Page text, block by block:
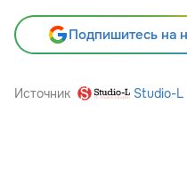
Подпишитесь на
Источник Studio-L